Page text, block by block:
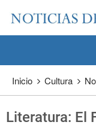
Pase a contenido
Inicio Cultura
Literatura: El